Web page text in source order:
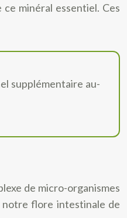
minéral essentiel. Ces
supplémentaire au-
de micro-organismes
notre flore intestinale de